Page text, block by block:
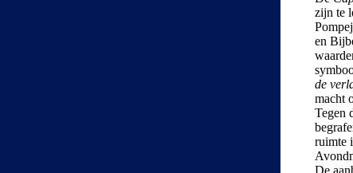
zijn te
en
de
macht
Tegen
ruimte
De